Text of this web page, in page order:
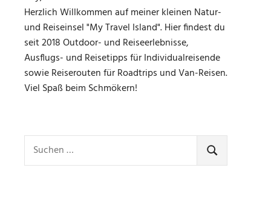
Herzlich Willkommen auf meiner kleinen Natur-
und Reiseinsel "My Travel Island". Hier findest du
seit 2018 Outdoor- und Reiseerlebnisse,
Ausflugs- und Reisetipps für Individualreisende
sowie Reiserouten für Roadtrips und Van-Reisen.
Viel Spaß beim Schmökern!
nach:
SUCHEN